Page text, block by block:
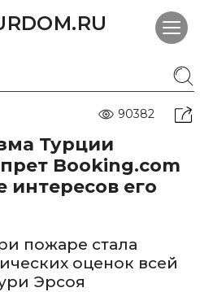
90382
Турции
Booking.com
интересов его
пожаре стала
оценок всей
Эрсоя